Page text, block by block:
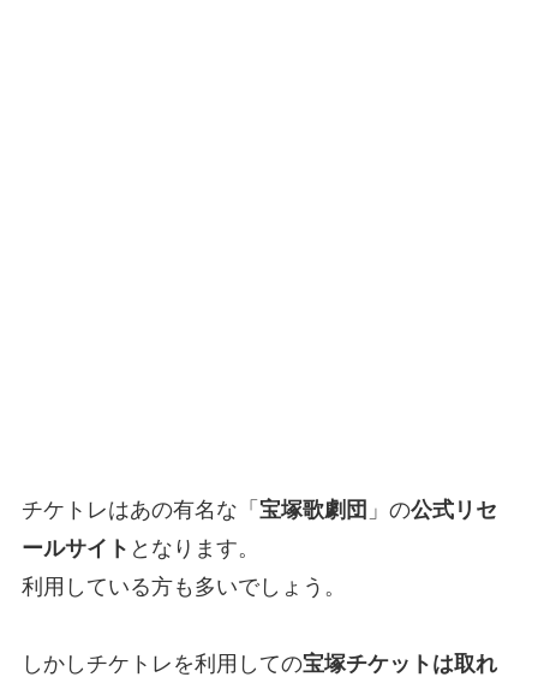
チケトレはあの有名な「 宝塚歌劇団 」の公式リセ
ールサイト となります。
利用している方も多いでしょう。
しかしチケトレを利用しての宝塚チケットは取れ